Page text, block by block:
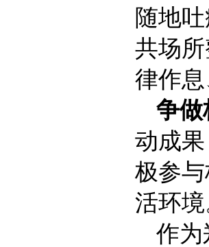
随地
共场
律作
争做
动成
极参
活环
作为